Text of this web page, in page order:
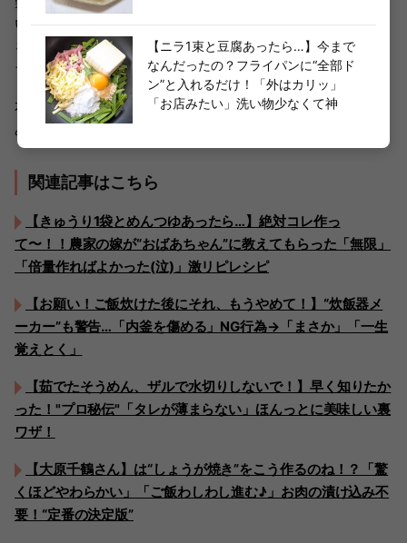
い。疲れた日でもこれなら作れる気がします。こういうの
を食べると、香味野菜が常にあるようにしておきたい気持
ちでいっぱいになりますねー。
本当におすすめの一品でした。皆様もぜひ、ぜひ、作って
みてくださいね。
関連記事はこちら
【きゅうり1袋とめんつゆあったら…】絶対コレ作っ
て〜！！農家の嫁が“おばあちゃん”に教えてもらった「無限」
「倍量作ればよかった(泣)」激リピレシピ
【お願い！ご飯炊けた後にそれ、もうやめて！】“炊飯器メ
ーカー”も警告…「内釜を傷める」NG行為→「まさか」「一生
覚えとく」
【茹でたそうめん、ザルで水切りしないで！】早く知りたか
った！"プロ秘伝"「タレが薄まらない」ほんっとに美味しい裏
ワザ！
【大原千鶴さん】は“しょうが焼き”をこう作るのね！？「驚
くほどやわらかい」「ご飯わしわし進む♪」お肉の漬け込み不
要！“定番の決定版”
【ニラ1束と豆腐あったら…】今まで
なんだったの？フライパンに“全部ド
ン”と入れるだけ！「外はカリッ」
「お店みたい」洗い物少なくて神